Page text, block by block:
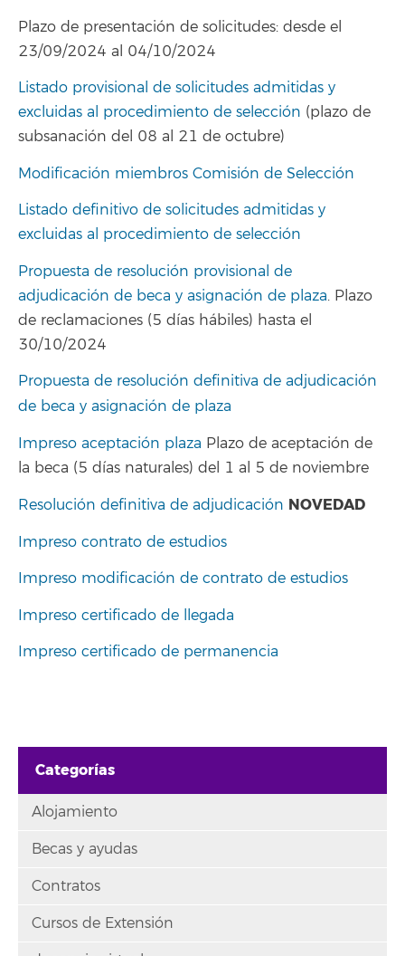
Plazo de presentación de solicitudes: desde el
23/09/2024 al 04/10/2024
Listado provisional de solicitudes admitidas y
excluidas al procedimiento de selección (plazo de
subsanación del 08 al 21 de octubre)
Modificación miembros Comisión de Selección
Listado definitivo de solicitudes admitidas y
excluidas al procedimiento de selección
Propuesta de resolución provisional de
adjudicación de beca y asignación de plaza. Plazo
de reclamaciones (5 días hábiles) hasta el
30/10/2024
Propuesta de resolución definitiva de adjudicación
de beca y asignación de plaza
Impreso aceptación plaza Plazo de aceptación de
la beca (5 días naturales) del 1 al 5 de noviembre
Resolución definitiva de adjudicación NOVEDAD
Impreso contrato de estudios
Impreso modificación de contrato de estudios
Impreso certificado de llegada
Impreso certificado de permanencia
Categorías
Alojamiento
Becas y ayudas
Contratos
Cursos de Extensión